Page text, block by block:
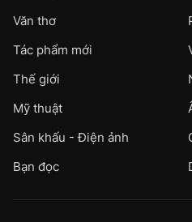
Văn thơ
Tác phẩm mới
Thế giới
Mỹ thuật
Sân khấu - Điện ảnh
Bạn đọc